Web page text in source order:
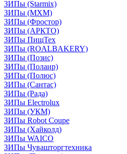
ЗИПы (Starmix)
ЗИПы (МХМ)
ЗИПы (Фростор)
ЗИПы (АРКТО)
ЗИПы ПищТех
ЗИПы (ROALBAKERY)
ЗИПы (Позис)
ЗИПы (Полаир)
ЗИПы (Полюс)
ЗИПы (Сантас)
ЗИПы (Рада)
ЗИПы Electrolux
ЗИПы (УКМ)
ЗИПы Robot Coupe
ЗИПы (Хайколд)
ЗИПы WAICO
ЗИПы Чувашторгтехника